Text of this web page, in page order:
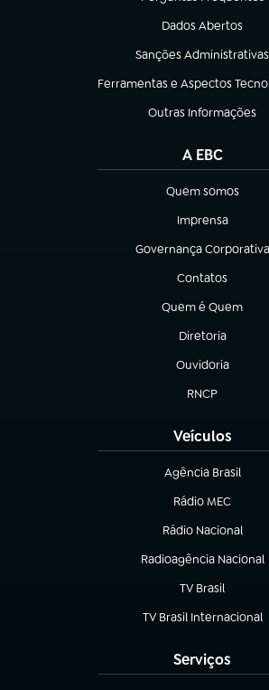
Dados Abertos
(abre em nova aba)
Sanções Administrativas
(abre em nova aba)
Ferramentas e Aspectos
(abre em nova aba)
Outras Informações
(abre em nova aba)
A EBC
Quem somos
(abre em nova aba)
Imprensa
(abre em nova
Governança Corporativa
(abre em nova aba)
Contatos
(abre em nova
Quem é Quem
(abre em nova aba)
Diretoria
(abre em nova
Ouvidoria
(abre em nova
RNCP
(abre em nova
Veículos
Agência Brasil
(abre em nova aba)
Rádio MEC
(abre em nova
Rádio Nacional
Radioagência Nacional
(abre em nova aba)
TV Brasil
(abre em nova
TV Brasil Internacional
(abre em nova aba)
Serviços